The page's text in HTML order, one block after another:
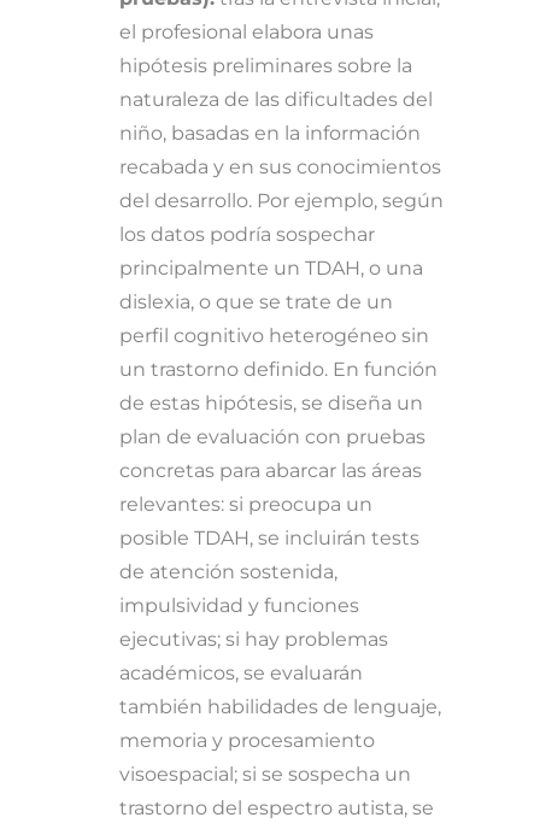
el profesional elabora unas
hipótesis preliminares sobre la
naturaleza de las dificultades del
niño, basadas en la información
recabada y en sus conocimientos
del desarrollo. Por ejemplo, según
los datos podría sospechar
principalmente un TDAH, o una
dislexia, o que se trate de un
perfil cognitivo heterogéneo sin
un trastorno definido. En función
de estas hipótesis, se diseña un
plan de evaluación con pruebas
concretas para abarcar las áreas
relevantes: si preocupa un
posible TDAH, se incluirán tests
de atención sostenida,
impulsividad y funciones
ejecutivas; si hay problemas
académicos, se evaluarán
también habilidades de lenguaje,
memoria y procesamiento
visoespacial; si se sospecha un
trastorno del espectro autista, se